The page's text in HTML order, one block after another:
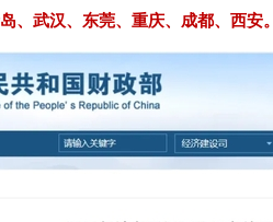
、武汉、东莞、重庆、成都、西安。